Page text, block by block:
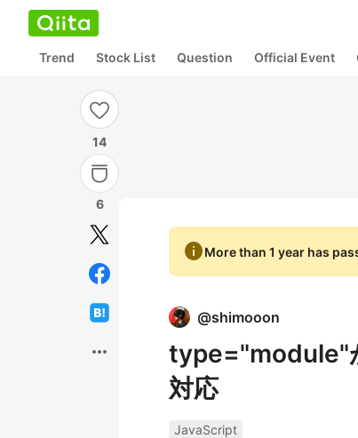
Trend Stock List Question Official Event
14
6
more_horiz
infoMore than 1 year has
@shimooon
type="module"
対応
JavaScript